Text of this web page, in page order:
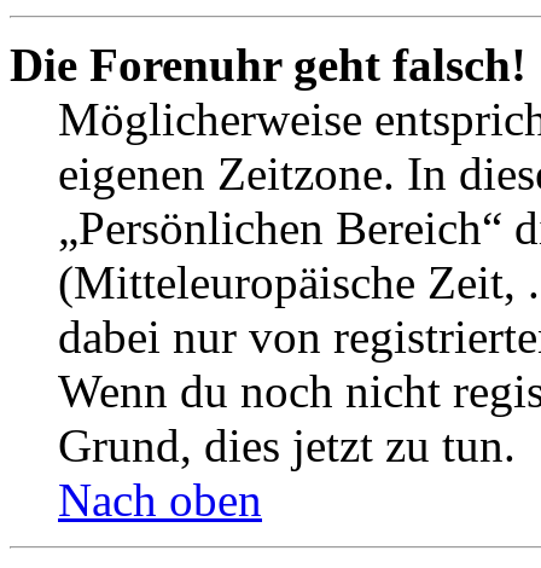
Die Forenuhr geht falsch!
Möglicherweise
eigenen Zeitzone. In
„Persönlichen Bereich“
(Mitteleuropäische Zeit,
dabei nur von
Wenn du noch nicht
Grund, dies jetzt zu tun.
Nach oben